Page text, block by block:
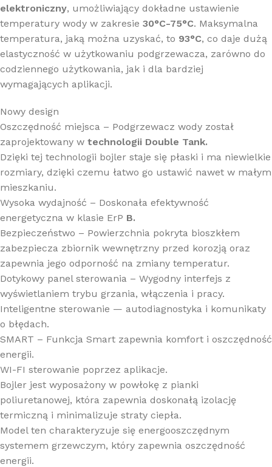
elektroniczny, umożliwiający dokładne ustawienie
temperatury wody w zakresie 30°C-75°C. Maksymalna
temperatura, jaką można uzyskać, to 93°C, co daje dużą
elastyczność w użytkowaniu podgrzewacza, zarówno do
codziennego użytkowania, jak i dla bardziej
wymagających aplikacji.
Nowy design
Oszczędność miejsca – Podgrzewacz wody został
zaprojektowany w technologii Double Tank.
Dzięki tej technologii bojler staje się płaski i ma niewielkie
rozmiary, dzięki czemu łatwo go ustawić nawet w małym
mieszkaniu.
Wysoka wydajność – Doskonała efektywność
energetyczna w klasie ErP B.
Bezpieczeństwo – Powierzchnia pokryta bioszkłem
zabezpiecza zbiornik wewnętrzny przed korozją oraz
zapewnia jego odporność na zmiany temperatur.
Dotykowy panel sterowania – Wygodny interfejs z
wyświetlaniem trybu grzania, włączenia i pracy.
Inteligentne sterowanie — autodiagnostyka i komunikaty
o błędach.
SMART – Funkcja Smart zapewnia komfort i oszczędność
energii.
WI-FI sterowanie poprzez aplikacje.
Bojler jest wyposażony w powłokę z pianki
poliuretanowej, która zapewnia doskonałą izolację
termiczną i minimalizuje straty ciepła.
Model ten charakteryzuje się energooszczędnym
systemem grzewczym, który zapewnia oszczędność
energii.